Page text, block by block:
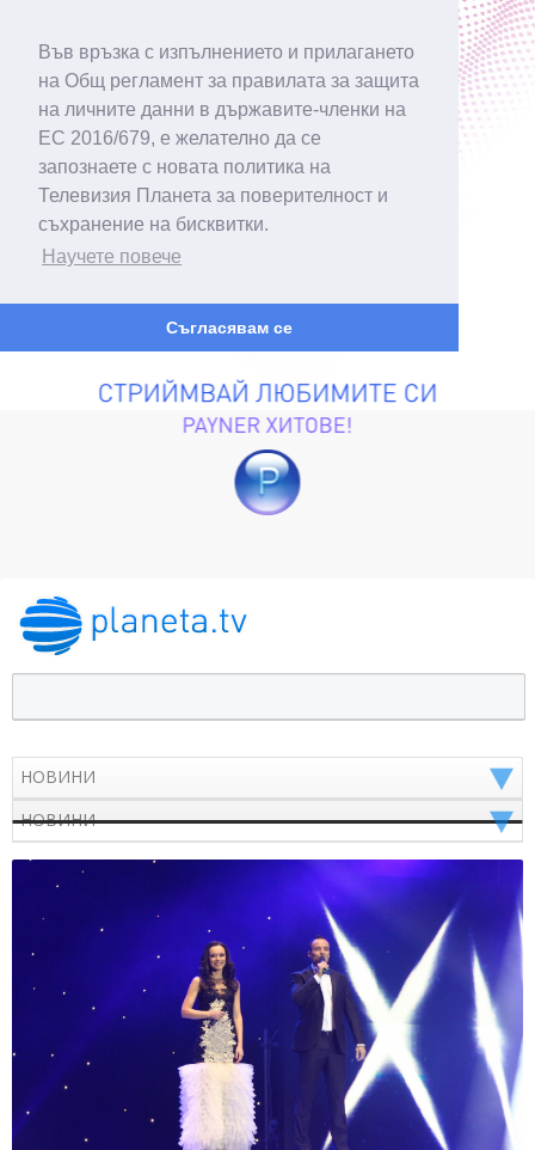
Във връзка с изпълнението и прилагането
на Общ регламент за правилата за защита
на личните данни в държавите-членки на
ЕС 2016/679, е желателно да се
запознаете с новата политика на
Телевизия Планета за поверителност и
съхранение на бисквитки.
Научете повече
Съгласявам се